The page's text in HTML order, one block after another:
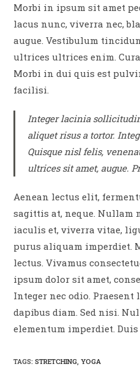
Morbi in ipsum sit amet
lacus nunc, viverra nec,
augue. Vestibulum
ultrices ultrices enim.
Morbi in dui quis est
facilisi.
Integer lacinia
aliquet risus a tortor.
Quisque nisl felis,
ultrices sit amet, augue.
Aenean lectus elit,
sagittis at, neque. Nullam
iaculis et, viverra vitae,
purus aliquam imperdiet.
lectus. Vivamus
ipsum dolor sit amet,
Integer nec odio. Praesent
dapibus diam. Sed nisi.
elementum imperdiet.
TAGS:STRETCHING YOGA